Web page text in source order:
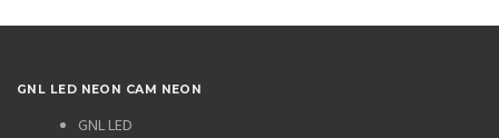
GNL LED NEON CAM NEON
GNL LED